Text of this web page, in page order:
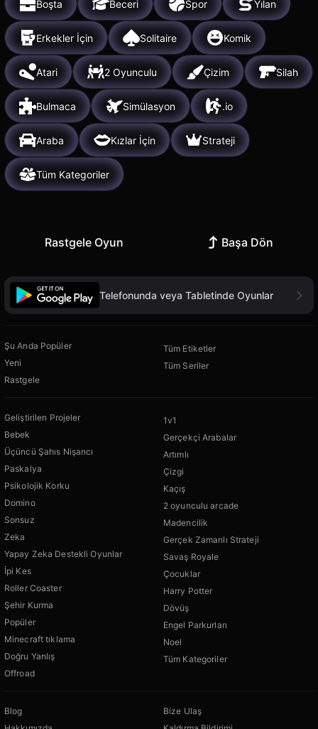
Boşta Beceri Spor Yılan
Erkekler İçin Solitaire Komik
Atari 2 Oyunculu Çizim Silah
Bulmaca Simülasyon .io
Araba Kızlar İçin Strateji
Tüm Kategoriler
Rastgele Oyun Başa Dön
Telefonunda veya Tabletinde Oyunlar
Şu Anda Popüler
Yeni
Rastgele
Tüm Etiketler
Tüm Seriler
Geliştirilen Projeler
Bebek
Üçüncü Şahıs Nişancı
Paskalya
Psikolojik Korku
Domino
Sonsuz
Zeka
Yapay Zeka Destekli Oyunlar
İpi Kes
Roller Coaster
Şehir Kurma
Popüler
Minecraft tıklama
Doğru Yanlış
Offroad
1v1
Gerçekçi Arabalar
Artımlı
Çizgi
Kaçış
2 oyunculu arcade
Madencilik
Gerçek Zamanlı Strateji
Savaş Royale
Çocuklar
Harry Potter
Dövüş
Engel Parkurları
Noel
Tüm Kategoriler
Blog
Bize Ulaş